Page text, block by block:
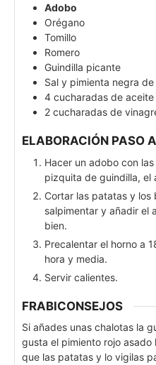
Adobo
Orégano
Tomillo
Romero
Guindilla picante
Sal y pimienta negra de
4 cucharadas de aceite
2 cucharadas de
ELABORACIÓN PASO
Hacer un adobo con
pizquita de guindilla, el
Cortar las patatas y los
salpimentar y añadir el
bien.
Precalentar el horno a
hora y media.
Servir calientes.
FRABICONSEJOS
Si añades unas chalotas la
gusta el pimiento rojo
que las patatas y lo vigilas